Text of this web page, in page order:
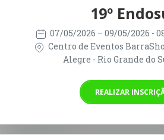
19º
07/05/2026 – 09/05/2026 -
Centro de Eventos
Alegre - Rio Grande do
REALIZAR